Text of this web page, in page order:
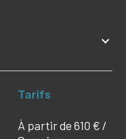
Tarifs
À partir de 610 € /